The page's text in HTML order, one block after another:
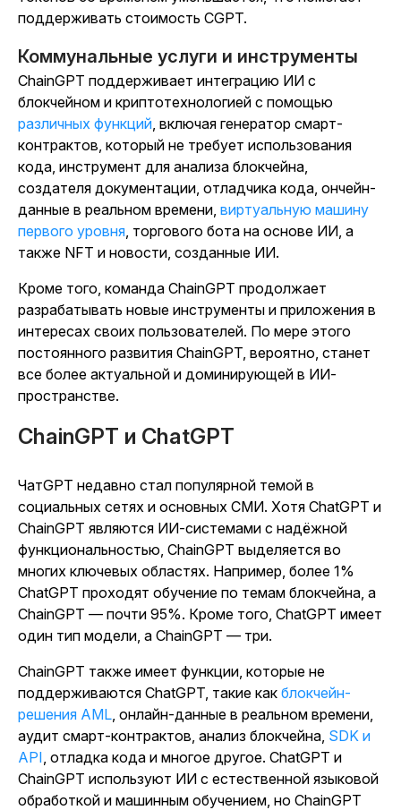
поддерживать стоимость CGPT.
Коммунальные услуги и инструменты
ChainGPT поддерживает интеграцию ИИ с
блокчейном и криптотехнологией с помощью
различных функций, включая генератор смарт-
контрактов, который не требует использования
кода, инструмент для анализа блокчейна,
создателя документации, отладчика кода, ончейн-
данные в реальном времени, виртуальную машину
первого уровня, торгового бота на основе ИИ, а
также NFT и новости, созданные ИИ.
Кроме того, команда ChainGPT продолжает
разрабатывать новые инструменты и приложения в
интересах своих пользователей. По мере этого
постоянного развития ChainGPT, вероятно, станет
все более актуальной и доминирующей в ИИ-
пространстве.
ChainGPT и ChatGPT
ЧатGPT недавно стал популярной темой в
социальных сетях и основных СМИ. Хотя ChatGPT и
ChainGPT являются ИИ-системами с надёжной
функциональностью, ChainGPT выделяется во
многих ключевых областях. Например, более 1%
ChatGPT проходят обучение по темам блокчейна, а
ChainGPT — почти 95%. Кроме того, ChatGPT имеет
один тип модели, а ChainGPT — три.
ChainGPT также имеет функции, которые не
поддерживаются ChatGPT, такие как блокчейн-
решения AML, онлайн-данные в реальном времени,
аудит смарт-контрактов, анализ блокчейна, SDK и
API, отладка кода и многое другое. ChatGPT и
ChainGPT используют ИИ с естественной языковой
обработкой и машинным обучением, но ChainGPT